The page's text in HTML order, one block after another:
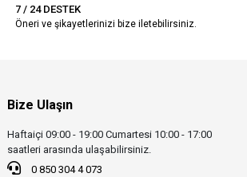
7 / 24 DESTEK
Öneri ve şikayetlerinizi bize iletebilirsiniz.
Bize Ulaşın
Haftaiçi 09:00 - 19:00 Cumartesi 10:00 - 17:00
saatleri arasında ulaşabilirsiniz.
0 850 304 4 073